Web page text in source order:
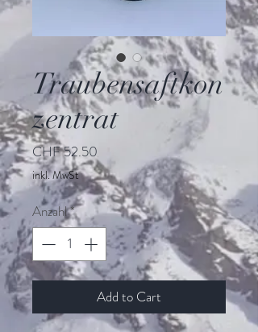
Traubensaftkon
zentrat
CHF 52.50
inkl. MwSt
Anzahl*
Add to Cart